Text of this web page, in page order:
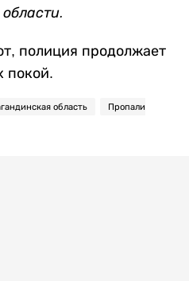
полиция продолжает
покой.
область Пропали